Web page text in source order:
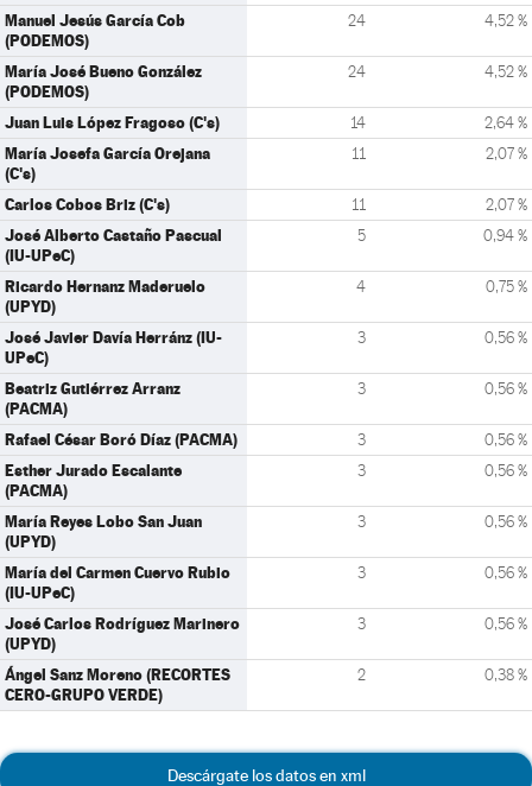
Manuel Jesús García Cob
(PODEMOS)
24 4,52 %
María José Bueno González
(PODEMOS)
24 4,52 %
Juan Luis López Fragoso (C's) 14 2,64 %
María Josefa García Orejana
(C's)
11 2,07 %
Carlos Cobos Briz (C's) 11 2,07 %
José Alberto Castaño Pascual
(IU-UPeC)
5 0,94 %
Ricardo Hernanz Maderuelo
(UPYD)
4 0,75 %
José Javier Davía Herránz (IU-
UPeC)
3 0,56 %
Beatriz Gutiérrez Arranz
(PACMA)
3 0,56 %
Rafael César Boró Díaz (PACMA) 3 0,56 %
Esther Jurado Escalante
(PACMA)
3 0,56 %
María Reyes Lobo San Juan
(UPYD)
3 0,56 %
María del Carmen Cuervo Rubio
(IU-UPeC)
3 0,56 %
José Carlos Rodríguez Marinero
(UPYD)
3 0,56 %
Ángel Sanz Moreno (RECORTES
CERO-GRUPO VERDE)
2 0,38 %
Descárgate los datos en xml